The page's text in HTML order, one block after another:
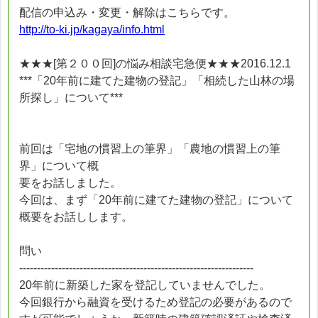
配信の申込み・変更・解除はこちらです。
http://to-ki.jp/kagaya/info.html
★★★[第２００回]の悩み相談宅急便★★★2016.12.1
***「20年前に建てた建物の登記」「相続した山林の場
所探し」について***
前回は「宅地の慣習上の筆界」「農地の慣習上の筆
界」について概
要をお話しました。
今回は、まず「20年前に建てた建物の登記」について
概要をお話しします。
問い
------------------------------------------------------------------
20年前に新築した家を登記していませんでした。
今回銀行から融資を受けるため登記の必要があるので